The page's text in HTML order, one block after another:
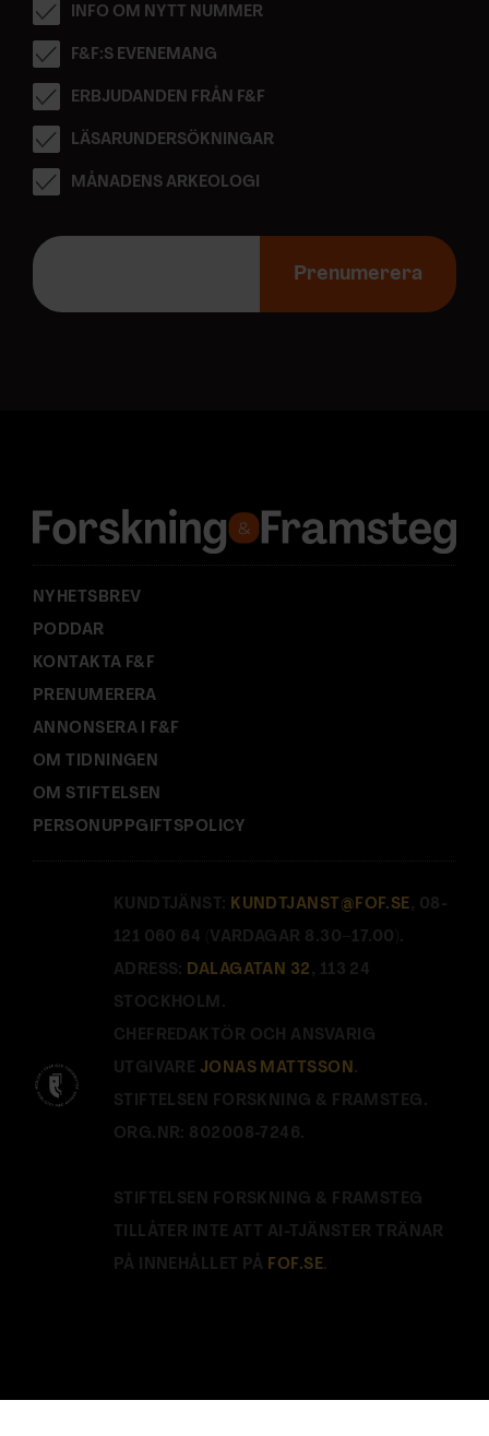
INFO OM NYTT NUMMER
F&F:S EVENEMANG
ERBJUDANDEN FRÅN F&F
LÄSARUNDERSÖKNINGAR
MÅNADENS ARKEOLOGI
E
p
s
:
Prenumerera
NYHETSBREV
PODDAR
KONTAKTA F&F
PRENUMERERA
ANNONSERA I F&F
OM TIDNINGEN
OM STIFTELSEN
PERSONUPPGIFTSPOLICY
KUNDTJÄNST: KUNDTJANST@FOF.SE , 08-
121 060 64 (VARDAGAR 8.30–17.00).
ADRESS: DALAGATAN 32 , 113 24
STOCKHOLM.
CHEFREDAKTÖR OCH ANSVARIG
UTGIVARE JONAS MATTSSON .
STIFTELSEN FORSKNING & FRAMSTEG.
ORG.NR: 802008-7246.
STIFTELSEN FORSKNING & FRAMSTEG
TILLÅTER INTE ATT AI-TJÄNSTER TRÄNAR
PÅ INNEHÅLLET PÅ FOF.SE.